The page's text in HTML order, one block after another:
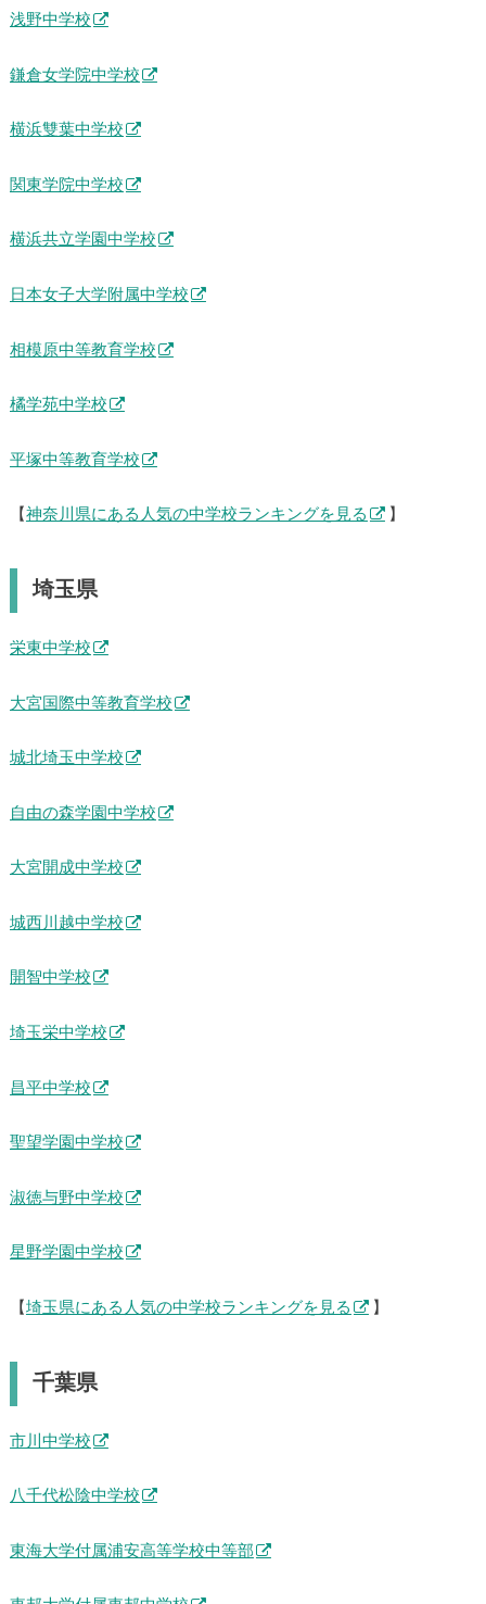
浅野中学校
鎌倉女学院中学校
横浜雙葉中学校
関東学院中学校
横浜共立学園中学校
日本女子大学附属中学校
相模原中等教育学校
橘学苑中学校
平塚中等教育学校
【 神奈川県にある人気の中学校ランキングを見る 】
埼玉県
栄東中学校
大宮国際中等教育学校
城北埼玉中学校
自由の森学園中学校
大宮開成中学校
城西川越中学校
開智中学校
埼玉栄中学校
昌平中学校
聖望学園中学校
淑徳与野中学校
星野学園中学校
【 埼玉県にある人気の中学校ランキングを見る 】
千葉県
市川中学校
八千代松陰中学校
東海大学付属浦安高等学校中等部